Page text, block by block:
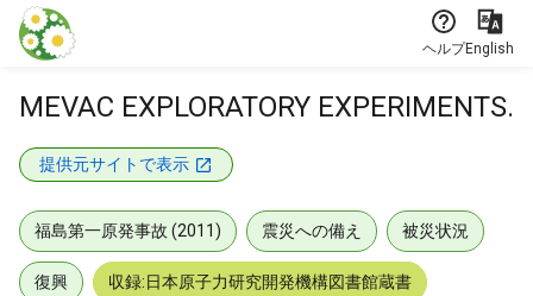
本文に飛ぶ
ヘルプEnglish
MEVAC EXPLORATORY EXPERIMENTS.
提供元サイトで表示
福島第一原発事故 (2011) 震災への備え 被災状況
復興 収録:日本原子力研究開発機構図書館蔵書